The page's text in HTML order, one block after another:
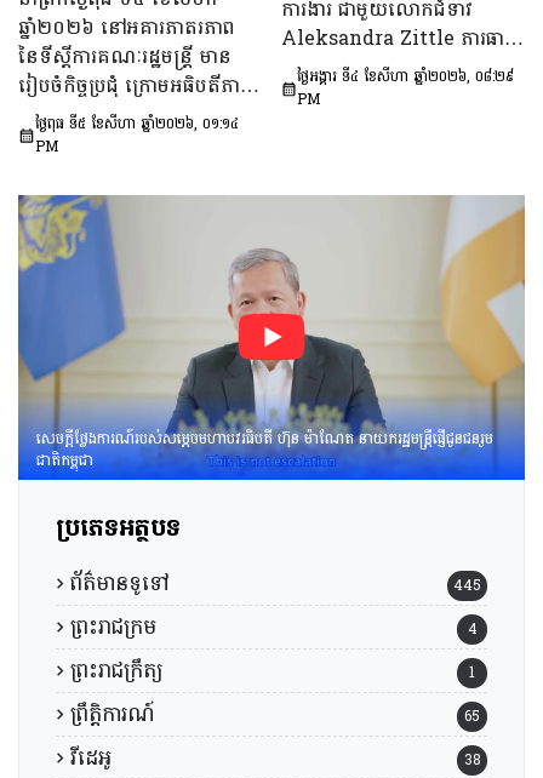
បង្ការទប់ស្កាត់​អាពាហ៍ពិពាហ៍​
នៅវ័យក្មេង​និងការ​មាន​ផ្ទៃពោះ​
នៅ​វ័យជំទង់​នៅកម្ពុជា
ឆ្នាំ២០២៦-២០៣០»។
ឆ្នាំ២០២៦ នៅអគារភាតរភាព
នៃទីស្តីការគណៈរដ្ឋមន្រ្តី មាន
រៀបចំកិច្ចប្រជុំ ក្រោមអធិបតីភាព
ឯកឧត្តម ឆឺយ រឿន រដ្ឋលេខាធិ
ការ​ទីស្តីការគណៈរដ្ឋមន្ត្រី ដើម្បី
ព្រាង​គំរូ​របាយការណ៍​សង្ខេប​ស្ដីពី​
វឌ្ឍនភាព​និងសមិទ្ធផល​សំខាន់ៗ​
របស់​រាជរដ្ឋាភិបាល​នៃ​
ព្រះរាជាណាចក្រកម្ពុជា។
ថ្ងៃពុធ ទី៥ ខែសីហា ឆ្នាំ២០២៦, ០១:១៤
PM
ការងារ ជាមួយលោកជំទាវ
Aleksandra Zittle ភារធារី
ស្តីទីនៃស្ថានទូតសហរដ្ឋអាម៉េរិក
ប្រចាំកម្ពុជា
ថ្ងៃអង្គារ ទី៤ ខែសីហា ឆ្នាំ២០២៦, ០៨:២៩
PM
សេចក្តីថ្លែងការណ៍របស់សម្តេចមហាបវរធិបតី ហ៊ុន ម៉ាណែត នាយករដ្ឋមន្រ្តីផ្ញើជូនជនរួម
ជាតិកម្ពុជា
ប្រភេទអត្ថបទ
ព័ត៌មានទូទៅ 445
ព្រះរាជក្រម 4
ព្រះរាជក្រឹត្យ 1
ព្រឹត្តិការណ៍ 65
វីដេអូ 38